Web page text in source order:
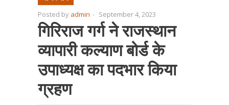
Posted by admin - September 4, 2023
गिरिराज गर्ग ने राजस्थान
व्यापारी कल्याण बोर्ड के
उपाध्यक्ष का पदभार किया
ग्रहण